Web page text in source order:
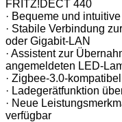
FRITZ!DECT 440
· Bequeme und
· Stabile Verbindung
oder Gigabit-LAN
· Assistent zur
angemeldeten LED-
· Zigbee-3.0-
· Ladegerätfunktion
· Neue
verfügbar